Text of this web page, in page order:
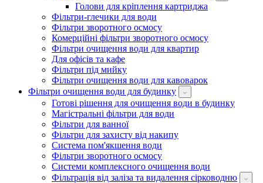
Голови для кріплення картриджа
Фільтри-глечики для води
Фільтри зворотного осмосу
Комерційні фільтри зворотного осмосу
Фільтри очищення води для квартир
Для офісів та кафе
Фільтри під мийку
Фільтри очищення води для кавоварок
Фільтри очищення води для будинку
Готові рішення для очищення води в будинку
Магістральні фільтри для води
Фільтри для ванної
Фільтри для захисту від накипу
Система пом'якшення води
Фільтри зворотного осмосу
Системи комплексного очищення води
Фільтрація від заліза та видалення сірководню